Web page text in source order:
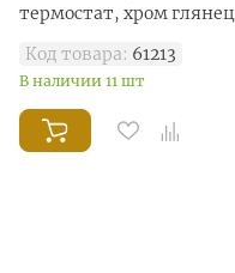
термостат, хром глянец
Код товара: 61213
В наличии 11 шт